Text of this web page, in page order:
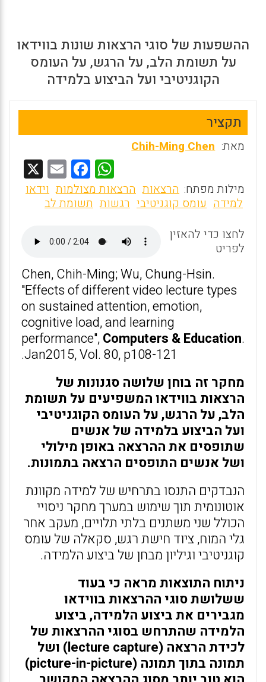
ההשפעות של סוגי הרצאות שונות בווידאו
על תשומת הלב, על הרגש, על העומס
הקוגניטיבי ועל הביצוע בלמידה
תקציר
מאת: Chih-Ming Chen
W
h
at
A
p
p
F
a
ce
o
o
k
E
m
ai
מילות מפתח: הרצאות הרצאות מצולמות וידאו
למידה עומס קוגניטיבי רגשות תשומת לב
לחצו כדי להאזין
לפריט
Chen, Chih-Ming; Wu, Chung-Hsin.
"Effects of different video lecture types
on sustained attention, emotion,
cognitive load, and learning
performance",Computers & Education.
Jan2015, Vol. 80, p108-121.
מחקר זה בוחן שלושה סגנונות של
הרצאות בווידאו המשפיעים על תשומת
הלב, על הרגש, על העומס הקוגניטיבי
ועל הביצוע בלמידה של אנשים
שתופסים את ההרצאה באופן מילולי
ושל אנשים התופסים הרצאה בתמונות.
הנבדקים התנסו בתרחיש של למידה מקוונת
אוטונומית תוך שימוש במערך מחקר ניסויי
הכולל שני משתנים בלתי תלויים, מעקב אחר
גלי המוח, ציוד חישת רגש, סקאלה של עומס
קוגניטיבי וגיליון מבחן של ביצוע הלמידה.
ניתוח התוצאות מראה כי בעוד
ששלושת סוגי ההרצאות בווידאו
מגבירים את ביצוע הלמידה, ביצוע
הלמידה שהתרחש בסוגי ההרצאות של
לכידת הרצאה (lecture capture) ושל
תמונה בתוך תמונה (picture-in-picture)